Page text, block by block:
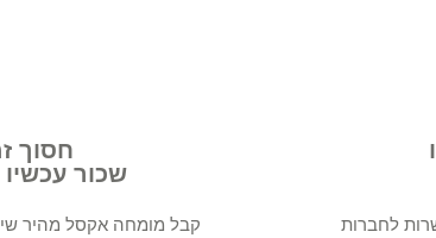
חסוך
שכור עכשיו @ $
קבל מומחה אקסל מהיר
לחברות